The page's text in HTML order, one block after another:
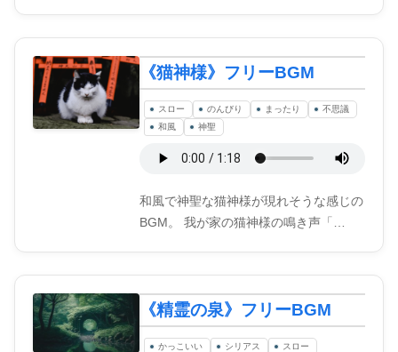
《猫神様》フリーBGM
スロー のんびり まったり
不思議
和風
神聖
和風で神聖な猫神様が現れそうな感じの
BGM。 我が家の猫神様の鳴き声「…
《精霊の泉》フリーBGM
かっこいい シリアス
スロー